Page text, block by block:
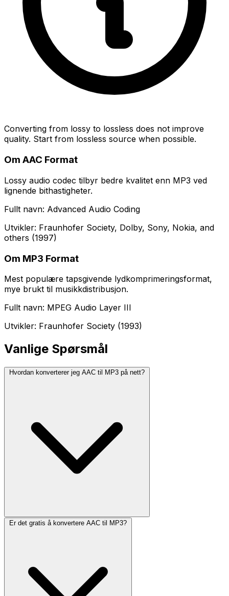
Converting from lossy to lossless does not improve
quality. Start from lossless source when possible.
Om AAC Format
Lossy audio codec tilbyr bedre kvalitet enn MP3 ved
lignende bithastigheter.
Fullt navn: Advanced Audio Coding
Utvikler: Fraunhofer Society, Dolby, Sony, Nokia, and
others (1997)
Om MP3 Format
Mest populære tapsgivende lydkomprimeringsformat,
mye brukt til musikkdistribusjon.
Fullt navn: MPEG Audio Layer III
Utvikler: Fraunhofer Society (1993)
Vanlige Spørsmål
Hvordan konverterer jeg AAC til MP3 på nett?
Er det gratis å konvertere AAC til MP3?